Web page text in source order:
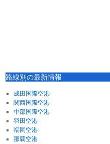
路線別の最新情報
成田国際空港
関西国際空港
中部国際空港
羽田空港
福岡空港
那覇空港